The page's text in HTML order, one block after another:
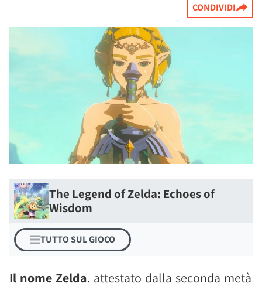
CONDIVIDI
The Legend of Zelda: Echoes of
Wisdom
TUTTO SUL GIOCO
Il nome Zelda, attestato dalla seconda metà